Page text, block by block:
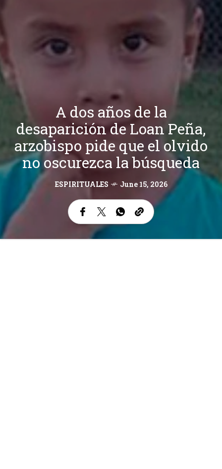
A dos años de la
desaparición de Loan Peña,
arzobispo pide que el olvido
no oscurezca la búsqueda
ESPIRITUALES June 15, 2026